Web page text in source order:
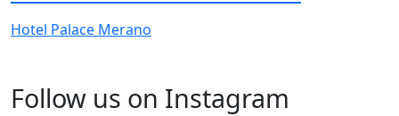
Hotel Palace Merano
Follow us on Instagram